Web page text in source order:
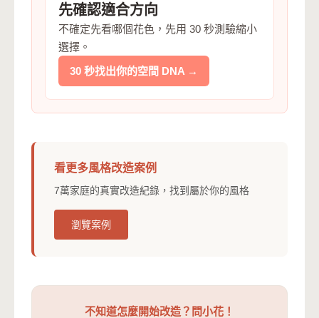
先確認適合方向
不確定先看哪個花色，先用 30 秒測驗縮小
選擇。
30 秒找出你的空間 DNA →
看更多風格改造案例
7萬家庭的真實改造紀錄，找到屬於你的風格
瀏覽案例
不知道怎麼開始改造？問小花！